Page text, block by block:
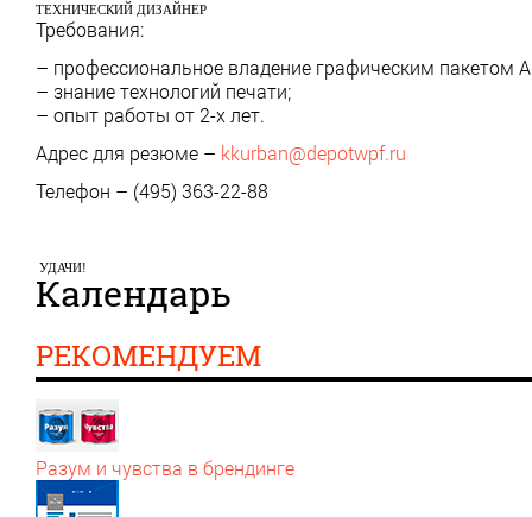
ТЕХНИЧЕСКИЙ ДИЗАЙНЕР
Требования:
– профессиональное владение графическим пакетом
– знание технологий печати;
– опыт работы от 2-х лет.
Адрес для резюме – kkurban@depotwpf.ru
Телефон – (495) 363-22-88
УДАЧИ!
Календарь
РЕКОМЕНДУЕМ
Разум и чувства в брендинге